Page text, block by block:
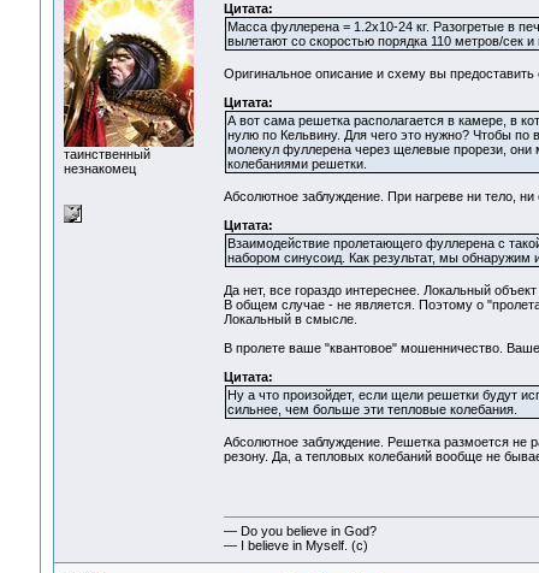
таинственный
незнакомец
Цитата:
Масса фуллерена = 1.2x10-24 кг. Разогретые в
вылетают со скоростью порядка 110 метров/сек
Оригинальное описание и схему вы предоставить
Цитата:
А вот сама решетка располагается в камере, в
нулю по Кельвину. Для чего это нужно? Чтобы по
молекул фуллерена через щелевые прорези, они
колебаниями решетки.
Абсолютное заблуждение. При нагреве ни тело,
Цитата:
Взаимодействие пролетающего фуллерена с
набором синусоид. Как результат, мы
Да нет, все гораздо интереснее. Локальный
В общем случае - не является. Поэтому о
Локальный в смысле.
В пролете ваше "квантовое" мошенничество.
Цитата:
Ну а что произойдет, если щели решетки будут
сильнее, чем больше эти тепловые колебания.
Абсолютное заблуждение. Решетка размоется не
резону. Да, а тепловых колебаний вообще не
— Do you believe in God?
— I believe in Myself. (c)